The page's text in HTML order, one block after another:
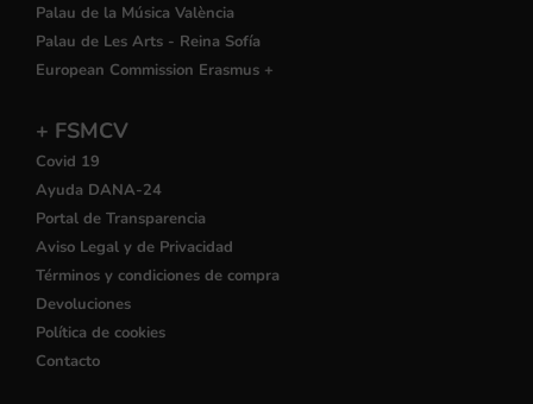
Palau de la Música València
Palau de Les Arts - Reina Sofía
European Commission Erasmus +
+ FSMCV
Covid 19
Ayuda DANA-24
Portal de Transparencia
Aviso Legal y de Privacidad
Términos y condiciones de compra
Devoluciones
Política de cookies
Contacto